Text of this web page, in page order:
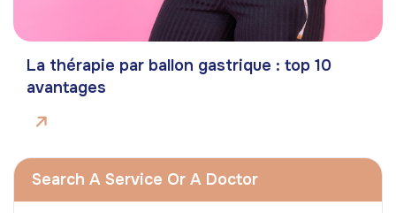
La thérapie par ballon gastrique : top 10
avantages
Search A Service Or A Doctor